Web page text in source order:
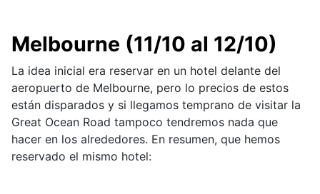
Melbourne (11/10 al 12/10)
La idea inicial era reservar en un hotel delante del
aeropuerto de Melbourne, pero lo precios de estos
están disparados y si llegamos temprano de visitar la
Great Ocean Road tampoco tendremos nada que
hacer en los alrededores. En resumen, que hemos
reservado el mismo hotel: